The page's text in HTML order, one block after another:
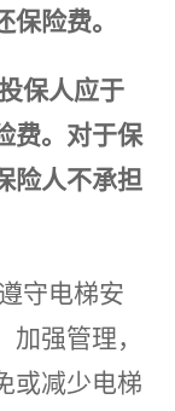
险费。
保人应于
费。对于保
险人不承担
守电梯安
强管理，
或减少电梯